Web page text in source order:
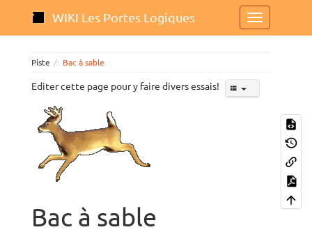
WIKI Les Portes Logiques
Piste Bac à sable
Editer cette page pour y faire divers essais!
Bac à sable